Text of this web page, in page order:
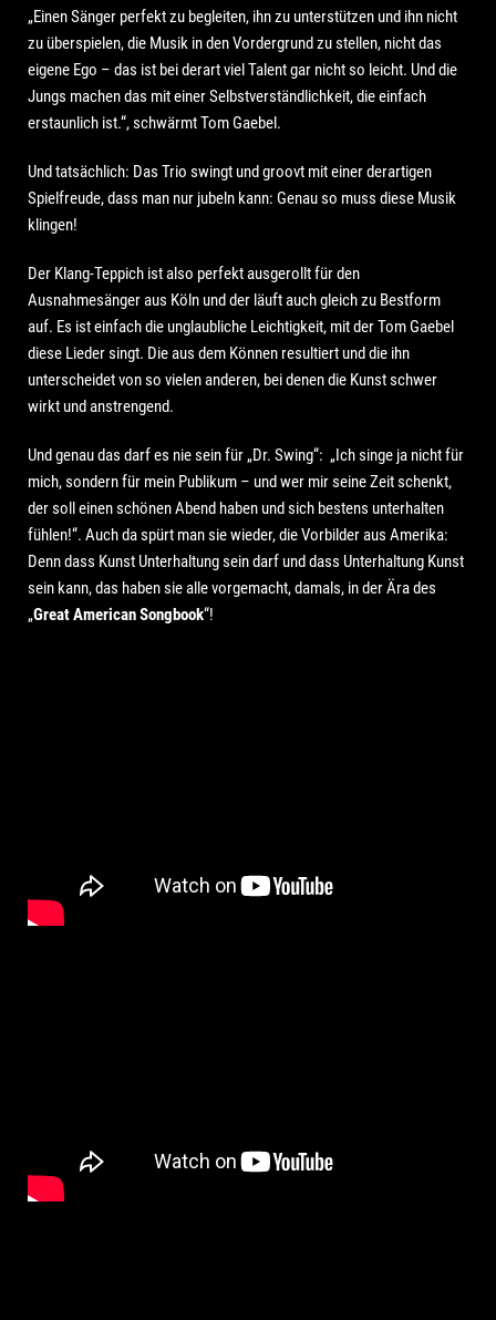
„Einen Sänger perfekt zu begleiten, ihn zu unterstützen und ihn nicht
zu überspielen, die Musik in den Vordergrund zu stellen, nicht das
eigene Ego – das ist bei derart viel Talent gar nicht so leicht. Und die
Jungs machen das mit einer Selbstverständlichkeit, die einfach
erstaunlich ist.“, schwärmt Tom Gaebel.
Und tatsächlich: Das Trio swingt und groovt mit einer derartigen
Spielfreude, dass man nur jubeln kann: Genau so muss diese Musik
klingen!
Der Klang-Teppich ist also perfekt ausgerollt für den
Ausnahmesänger aus Köln und der läuft auch gleich zu Bestform
auf. Es ist einfach die unglaubliche Leichtigkeit, mit der Tom Gaebel
diese Lieder singt. Die aus dem Können resultiert und die ihn
unterscheidet von so vielen anderen, bei denen die Kunst schwer
wirkt und anstrengend.
Und genau das darf es nie sein für „Dr. Swing“: „Ich singe ja nicht für
mich, sondern für mein Publikum – und wer mir seine Zeit schenkt,
der soll einen schönen Abend haben und sich bestens unterhalten
fühlen!“. Auch da spürt man sie wieder, die Vorbilder aus Amerika:
Denn dass Kunst Unterhaltung sein darf und dass Unterhaltung Kunst
sein kann, das haben sie alle vorgemacht, damals, in der Ära des
„Great American Songbook“!